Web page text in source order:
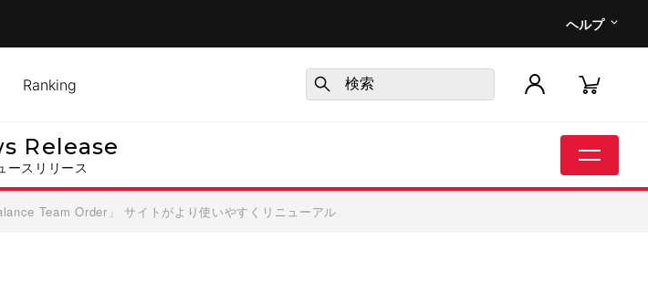
ヘルプ
Ranking
Release
ースリリース
Team Order」 サイトがより使いやすくリニューアル